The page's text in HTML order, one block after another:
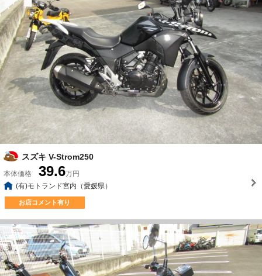
スズキ V-Strom250
本体価格 39.6万円
(有)モトランド宮内（愛媛県）
お店コメント有り